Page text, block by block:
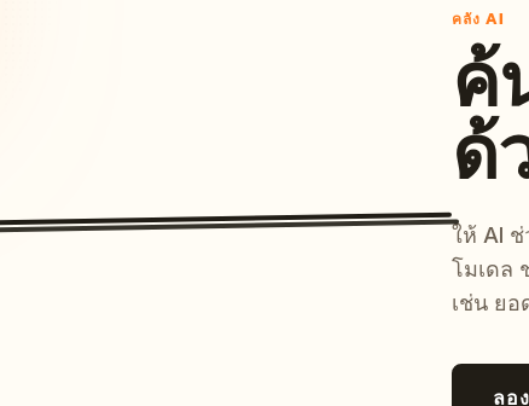
คลัง AI
ค้
ด้
ให้ AI
โมเดล
เช่น ย
ลอ